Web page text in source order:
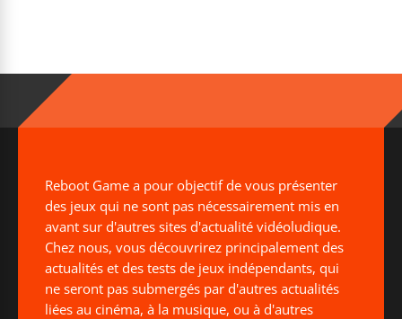
Reboot Game a pour objectif de vous présenter
des jeux qui ne sont pas nécessairement mis en
avant sur d'autres sites d'actualité vidéoludique.
Chez nous, vous découvrirez principalement des
actualités et des tests de jeux indépendants, qui
ne seront pas submergés par d'autres actualités
liées au cinéma, à la musique, ou à d'autres